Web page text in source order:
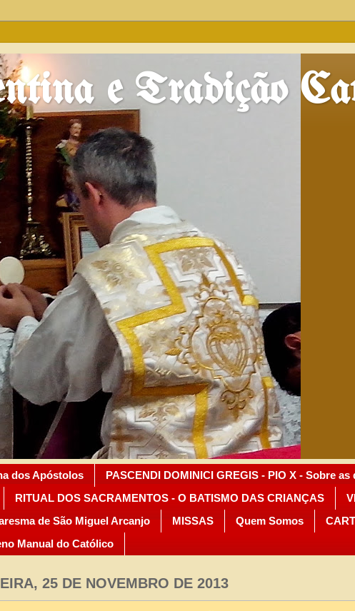
e Tradição
dos Apóstolos
PASCENDI DOMINICI GREGIS - PIO X - Sobre
RITUAL DOS SACRAMENTOS - O BATISMO DAS CRIANÇAS
de São Miguel Arcanjo MISSAS Quem Somos
Manual do Católico
25 DE NOVEMBRO DE 2013